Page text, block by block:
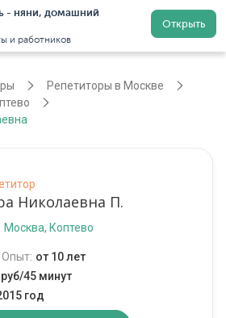
- няни, домашний
и работников
Открыть
Регистрация
Репетиторы в Москве
Николаевна П.
Москва, Коптево
Опыт: от 10 лет
45 минут
год